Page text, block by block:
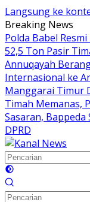
Langsung ke
Breaking News
Polda Babel
52,5 Ton Pasir
Annuqayah
Internasional ke
Manggarai Timur
Timah Memanas,
Sasaran,
DPRD